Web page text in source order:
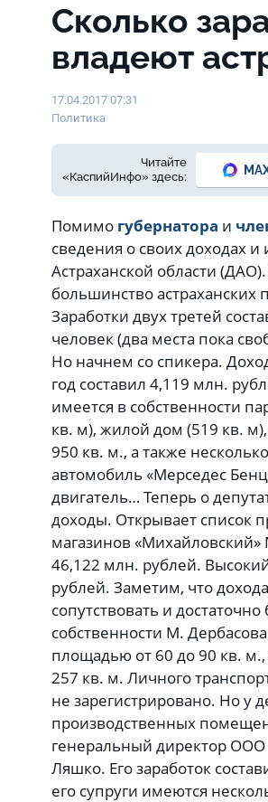
Сколько
владеют
17.04.2017 07:31
Политика
Читайте
«КаспийИнфо» здесь:
Помимо губернатора и
сведения о своих доходах
Астраханской области
большинство
Заработки двух третей
человек (два места пока
Но начнем со спикера.
год составил 4,119 млн.
имеется в собственности
кв. м), жилой дом (519 кв.
950 кв. м., а также
автомобиль «Мерседес Бенц
двигатель… Теперь о
доходы. Открывает список
магазинов
46,122 млн. рублей.
рублей. Заметим, что
сопутствовать и
собственности М.
площадью от 60 до 90 кв.
257 кв. м. Личного
не зарегистрировано. Но у
производственных
генеральный директор
Ляшко. Его заработок
его супруги имеются